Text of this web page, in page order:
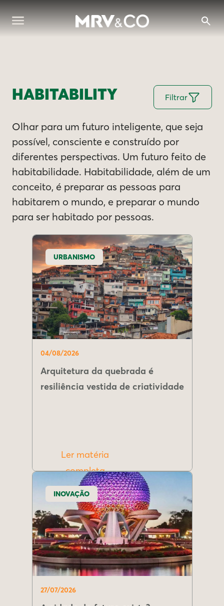
HABITABILITY Filtrar
Olhar para um futuro inteligente, que seja
possível, consciente e construído por
diferentes perspectivas. Um futuro feito de
habitabilidade. Habitabilidade, além de um
conceito, é preparar as pessoas para
habitarem o mundo, e preparar o mundo
para ser habitado por pessoas.
URBANISMO
04/08/2026
Arquitetura da quebrada é
resiliência vestida de criatividade
Ler matéria
completa
INOVAÇÃO
27/07/2026